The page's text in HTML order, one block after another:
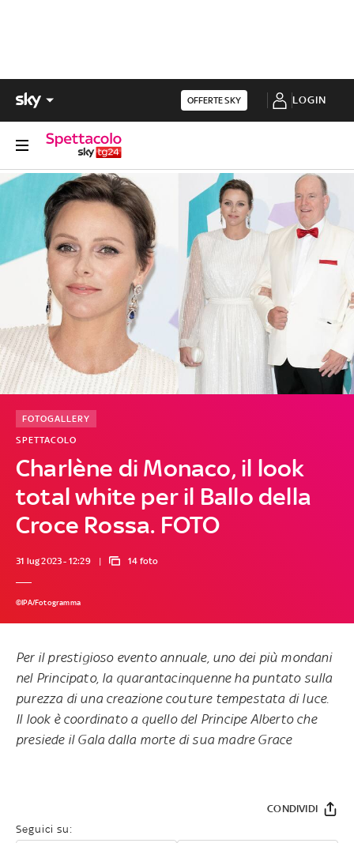
OFFERTE SKY LOGIN
Charlène di Monaco, il look
total white per il Ballo della
Croce Rossa. FOTO
SPETTACOLO
FOTOGALLERY
31 lug 2023 - 12:29 14 foto
©IPA/Fotogramma
Per il prestigioso evento annuale, uno dei più mondani
nel Principato, la quarantacinquenne ha puntato sulla
purezza di una creazione couture tempestata di luce.
Il look è coordinato a quello del Principe Alberto che
presiede il Gala dalla morte di sua madre Grace
Seguici su:
CONDIVIDI